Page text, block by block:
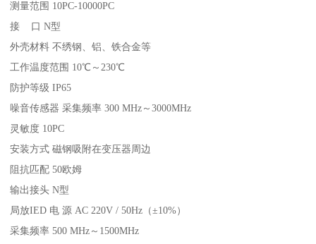
测量范围 10PC-10000PC
接 口 N型
外壳材料 不绣钢、铝、铁合金等
工作温度范围 10℃～230℃
防护等级 IP65
噪音传感器 采集频率 300 MHz～3000MHz
灵敏度 10PC
安装方式 磁钢吸附在变压器周边
阻抗匹配 50欧姆
输出接头 N型
局放IED 电 源 AC 220V / 50Hz（±10%）
采集频率 500 MHz～1500MHz